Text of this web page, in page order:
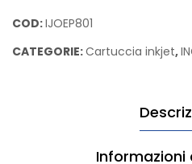
Photo
Originale
COD:IJOEP801
CATEGORIE:Cartuccia inkjet,
Informazioni